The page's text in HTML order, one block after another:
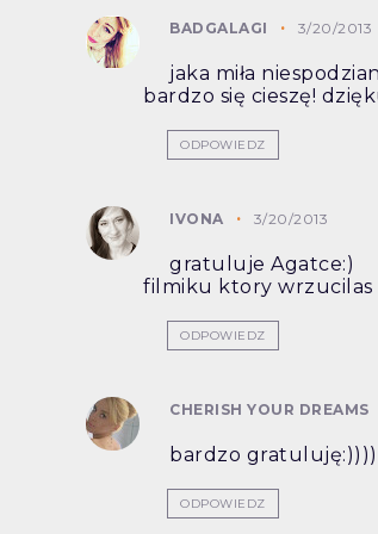
BADGALAGI 3/20/2013
jaka miła
bardzo się cieszę!
ODPOWIEDZ
IVONA 3/20/2013
gratuluje Agatce:)
filmiku ktory wrzucilas
ODPOWIEDZ
CHERISH YOUR DREAMS
bardzo gratuluję:))))
ODPOWIEDZ